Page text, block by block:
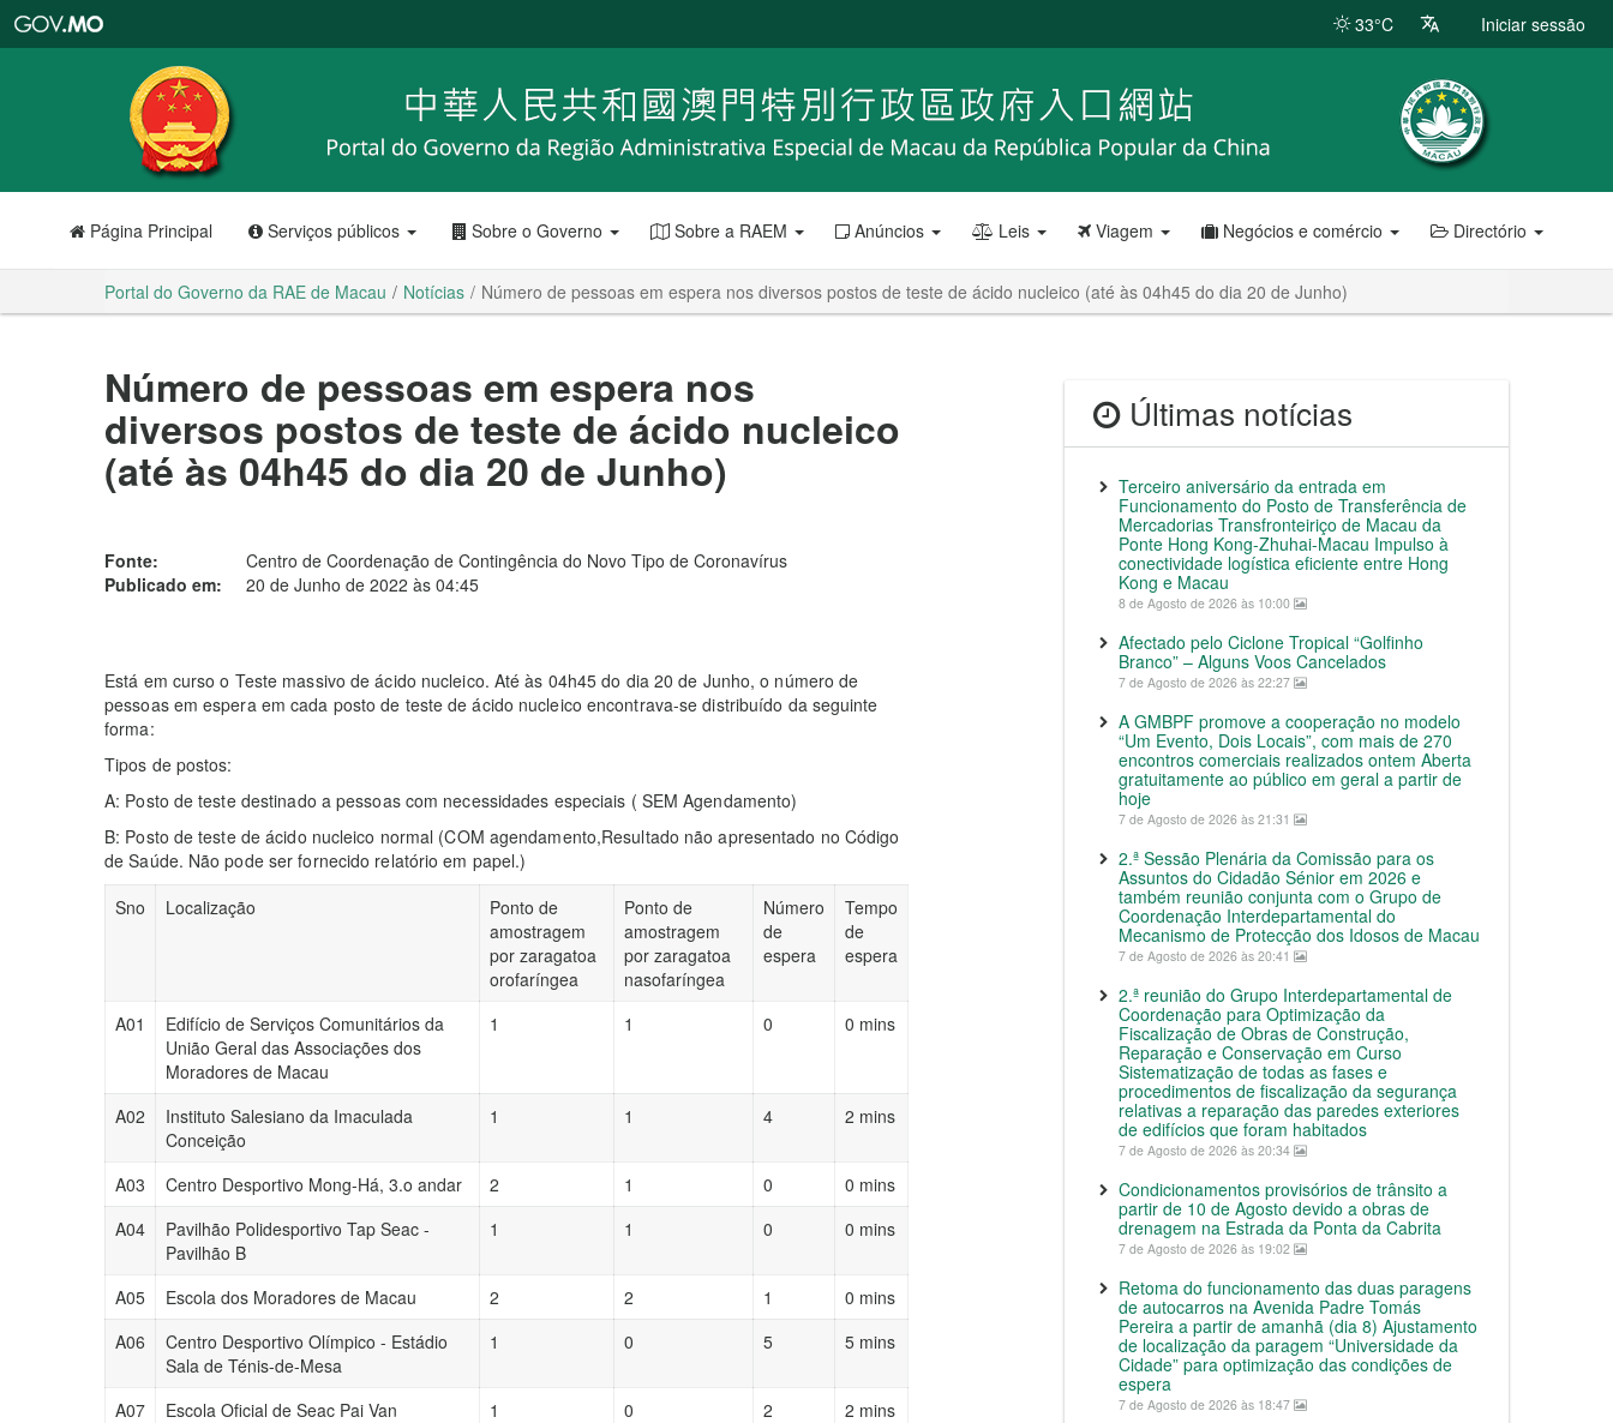
RAE
de
Macau
33°C Iniciar sessão
Página Principal Serviços públicos Sobre o Governo Sobre a RAEM Anúncios Leis Viagem Negócios e comércio Directório
Portal do Governo da RAE de Macau Notícias Número de pessoas em espera nos diversos postos de teste de ácido nucleico (até às 04h45 do dia 20 de Junho)
Número de pessoas em espera nos
diversos postos de teste de ácido nucleico
(até às 04h45 do dia 20 de Junho)
Fonte:
Centro de Coordenação de Contingência do Novo Tipo de Coronavírus
Publicado em:
20 de Junho de 2022 às 04:45
Está em curso o Teste massivo de ácido nucleico. Até às 04h45 do dia 20 de Junho, o número de
pessoas em espera em cada posto de teste de ácido nucleico encontrava-se distribuído da seguinte
forma:
Tipos de postos:
A: Posto de teste destinado a pessoas com necessidades especiais ( SEM Agendamento)
B: Posto de teste de ácido nucleico normal (COM agendamento,Resultado não apresentado no Código
de Saúde. Não pode ser fornecido relatório em papel.)
Sno
Localização
Ponto de
amostragem
por zaragatoa
orofaríngea
Ponto de
amostragem
por zaragatoa
nasofaríngea
Número
de
espera
Tempo
de
espera
A01
Edifício de Serviços Comunitários da
União Geral das Associações dos
Moradores de Macau
1 1 0 0 mins
A02
Instituto Salesiano da Imaculada
Conceição
1 1 4 2 mins
A03 Centro Desportivo Mong-Há, 3.o andar 2 1 0
0 mins
A04
Pavilhão Polidesportivo Tap Seac -
Pavilhão B
1 1 0 0 mins
A05 Escola dos Moradores de Macau 2 2 1
0 mins
A06
Centro Desportivo Olímpico - Estádio
Sala de Ténis-de-Mesa
1 0 5 5 mins
A07 Escola Oficial de Seac Pai Van 1 0 2
2 mins
Últimas notícias
Terceiro aniversário da entrada em
Funcionamento do Posto de Transferência de
Mercadorias Transfronteiriço de Macau da
Ponte Hong Kong-Zhuhai-Macau Impulso à
conectividade logística eficiente entre Hong
Kong e Macau
8 de Agosto de 2026 às 10:00
Afectado pelo Ciclone Tropical “Golfinho
Branco” – Alguns Voos Cancelados
7 de Agosto de 2026 às 22:27
A GMBPF promove a cooperação no modelo
“Um Evento, Dois Locais”, com mais de 270
encontros comerciais realizados ontem Aberta
gratuitamente ao público em geral a partir de
hoje
7 de Agosto de 2026 às 21:31
2.ª Sessão Plenária da Comissão para os
Assuntos do Cidadão Sénior em 2026 e
também reunião conjunta com o Grupo de
Coordenação Interdepartamental do
Mecanismo de Protecção dos Idosos de Macau
7 de Agosto de 2026 às 20:41
2.ª reunião do Grupo Interdepartamental de
Coordenação para Optimização da
Fiscalização de Obras de Construção,
Reparação e Conservação em Curso
Sistematização de todas as fases e
procedimentos de fiscalização da segurança
relativas a reparação das paredes exteriores
de edifícios que foram habitados
7 de Agosto de 2026 às 20:34
Condicionamentos provisórios de trânsito a
partir de 10 de Agosto devido a obras de
drenagem na Estrada da Ponta da Cabrita
7 de Agosto de 2026 às 19:02
Retoma do funcionamento das duas paragens
de autocarros na Avenida Padre Tomás
Pereira a partir de amanhã (dia 8) Ajustamento
de localização da paragem “Universidade da
Cidade” para optimização das condições de
espera
7 de Agosto de 2026 às 18:47